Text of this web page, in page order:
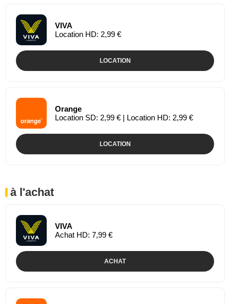
VIVA
Location HD: 2,99 €
LOCATION
Orange
Location SD: 2,99 € | Location HD: 2,99 €
LOCATION
à l'achat
VIVA
Achat HD: 7,99 €
ACHAT